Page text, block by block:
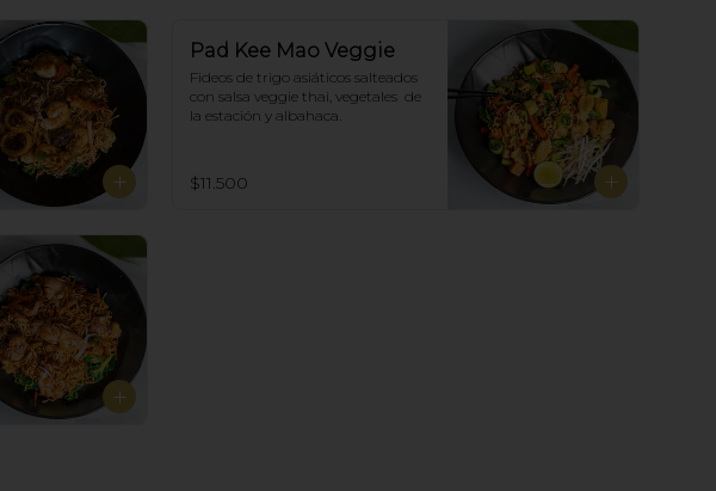
Pad Kee Mao Veggie
Fideos de trigo asiáticos salteados
con salsa veggie thai, vegetales  de
la estación y albahaca.
$11.500